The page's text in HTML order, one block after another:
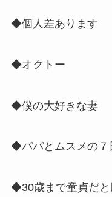
◆個人差あります
◆オクトー
◆僕の大好きな妻
◆パパとムスメの７
◆30歳まで童貞だと